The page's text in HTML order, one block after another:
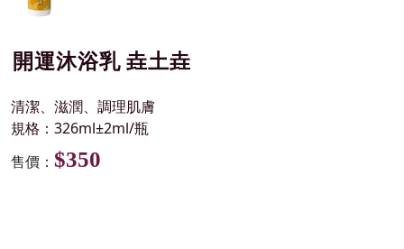
開運沐浴乳 垚土垚
清潔、滋潤、調理肌膚
規格：326ml±2ml/瓶
售價： $350